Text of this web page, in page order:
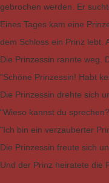
gebrochen werden. Er
Eines Tages kam eine
dem Schloss ein Prinz lebt.
Die Prinzessin rannte weg.
“Schöne Prinzessin! Habt
Die Prinzessin drehte sich
“Wieso kannst du
"Ich bin ein verzauberter
Die Prinzessin freute sich
Und der Prinz heiratete die